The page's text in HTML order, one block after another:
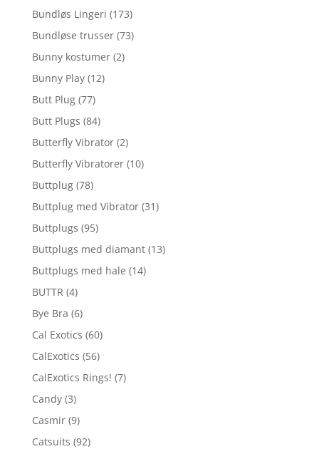
Bundløs Lingeri (173)
Bundløse trusser (73)
Bunny kostumer (2)
Bunny Play (12)
Butt Plug (77)
Butt Plugs (84)
Butterfly Vibrator (2)
Butterfly Vibratorer (10)
Buttplug (78)
Buttplug med Vibrator (31)
Buttplugs (95)
Buttplugs med diamant (13)
Buttplugs med hale (14)
BUTTR (4)
Bye Bra (6)
Cal Exotics (60)
CalExotics (56)
CalExotics Rings! (7)
Candy (3)
Casmir (9)
Catsuits (92)